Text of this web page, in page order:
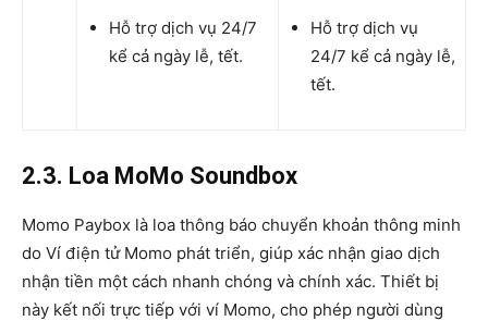
Hỗ trợ dịch vụ 24/7
kể cả ngày lễ, tết.
Hỗ trợ dịch vụ
24/7 kể cả ngày lễ,
tết.
2.3. Loa MoMo Soundbox
Momo Paybox là loa thông báo chuyển khoản thông minh
do Ví điện tử Momo phát triển, giúp xác nhận giao dịch
nhận tiền một cách nhanh chóng và chính xác. Thiết bị
này kết nối trực tiếp với ví Momo, cho phép người dùng